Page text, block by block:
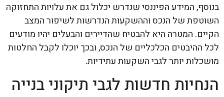
בנוסף, המידע הפיננסי שנדרש יכלול גם את עלויות התחזוקה
השוטפת של הנכס וההשקעות הנדרשות לשיפור המצב
הקיים. המטרה היא להבטיח שהדיירים והבעלים יהיו מודעים
לכל ההיבטים הכלכליים של הנכס, ובכך יוכלו לקבל החלטות
מושכלות יותר לגבי השקעות עתידיות.
הנחיות חדשות לגבי תיקוני בנייה